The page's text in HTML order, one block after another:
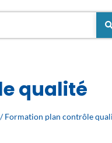
qualité
/ Formation plan contrôle